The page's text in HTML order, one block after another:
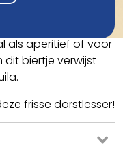
laag
als aperitief of voor
dit biertje verwijst
frisse dorstlesser!